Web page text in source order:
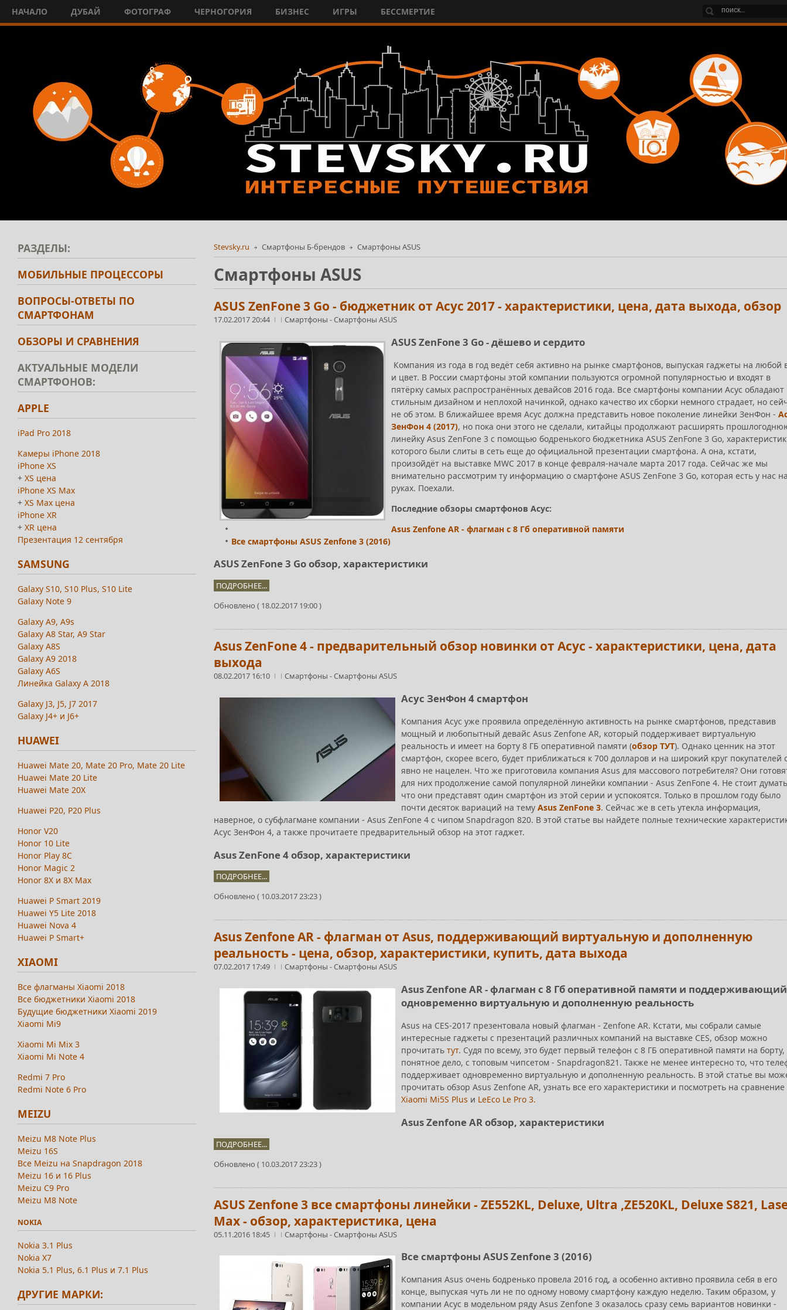
НАЧАЛО ДУБАЙ ФОТОГРАФ ЧЕРНОГОРИЯ БИЗНЕС ИГРЫ БЕССМЕРТИЕ
Stevsky.ru Смартфоны Б-брендов Смартфоны ASUS
Смартфоны ASUS
ASUS ZenFone 3 Go - бюджетник от Асус 2017 - характеристики, цена, дата выхода, обзор
17.02.2017 20:44 Смартфоны -Смартфоны ASUS
ASUS ZenFone 3 Go - дёшево и сердито
Компания из года в год ведёт себя активно на рынке смартфонов, выпуская гаджеты на любой
и цвет. В России смартфоны этой компании пользуются огромной популярностью и входят в
пятёрку самых распространённых девайсов 2016 года. Все смартфоны компании Асус обладают
стильным дизайном и неплохой начинкой, однако качество их сборки немного страдает, но
не об этом. В ближайшее время Асус должна представить новое поколение линейки ЗенФон -
ЗенФон 4 (2017), но пока они этого не сделали, китайцы продолжают расширять
линейку Asus ZenFone 3 с помощью бодренького бюджетника ASUS ZenFone 3 Go,
которого были слиты в сеть еще до официальной презентации смартфона. А она, кстати,
произойдёт на выставке MWC 2017 в конце февраля-начале марта 2017 года. Сейчас же мы
внимательно рассмотрим ту информацию о смартфоне ASUS ZenFone 3 Go, которая есть у нас
руках. Поехали.
Последние обзоры смартфонов Асус:
Asus Zenfone AR - флагман с 8 Гб оперативной памяти
Все смартфоны ASUS Zenfone 3 (2016)
ASUS ZenFone 3 Go обзор, характеристики
ПОДРОБНЕЕ...
Обновлено ( 18.02.2017 19:00 )
Asus ZenFone 4 - предварительный обзор новинки от Асус - характеристики, цена, дата
выхода
08.02.2017 16:10 Смартфоны -Смартфоны ASUS
Асус ЗенФон 4 смартфон
Компания Асус уже проявила определённую активность на рынке смартфонов, представив
мощный и любопытный девайс Asus Zenfone AR, который поддерживает виртуальную
реальность и имеет на борту 8 ГБ оперативной памяти (обзор ТУТ). Однако ценник на этот
смартфон, скорее всего, будет приближаться к 700 долларов и на широкий круг покупателей
явно не нацелен. Что же приготовила компания Asus для массового потребителя? Они
для них продолжение самой популярной линейки компании - Asus ZenFone 4. Не стоит
что они представят один смартфон из этой серии и успокоятся. Только в прошлом году было
почти десяток вариаций на тему Asus ZenFone 3. Сейчас же в сеть утекла информация,
наверное, о субфлагмане компании - Asus ZenFone 4 с чипом Snapdragon 820. В этой статье вы найдете полные технические
Асус ЗенФон 4, а также прочитаете предварительный обзор на этот гаджет.
Asus ZenFone 4 обзор, характеристики
ПОДРОБНЕЕ...
Обновлено ( 10.03.2017 23:23 )
Asus Zenfone AR - флагман от Asus, поддерживающий виртуальную и дополненную
реальность - цена, обзор, характеристики, купить, дата выхода
07.02.2017 17:49 Смартфоны -Смартфоны ASUS
Asus Zenfone AR - флагман с 8 Гб оперативной памяти и поддерживающий
одновременно виртуальную и дополненную реальность
Asus на CES-2017 презентовала новый флагман - Zenfone AR. Кстати, мы собрали самые
интересные гаджеты с презентаций различных компаний на выставке CES, обзор можно
прочитать тут. Судя по всему, это будет первый телефон с 8 ГБ оперативной памяти на борту,
понятное дело, с топовым чипсетом - Snapdragon821. Также не менее интересно то, что
поддерживает одновременно виртуальную и дополненную реальность. В этой статье вы
прочитать обзор Asus Zenfone AR, узнать все его характеристики и посмотреть на сравнение
Xiaomi Mi5S Plus и LeEco Le Pro 3.
Asus Zenfone AR обзор, характеристики
ПОДРОБНЕЕ...
Обновлено ( 10.03.2017 23:23 )
ASUS Zenfone 3 все смартфоны линейки - ZE552KL, Deluxe, Ultra ,ZE520KL, Deluxe S821,
Max - обзор, характеристика, цена
05.11.2016 18:45 Смартфоны -Смартфоны ASUS
Все смартфоны ASUS Zenfone 3 (2016)
Компания Asus очень бодренько провела 2016 год, а особенно активно проявила себя в его
конце, выпуская чуть ли не по одному новому смартфону каждую неделю. Таким образом, у
компании Асус в модельном ряду Asus Zenfone 3 оказалось сразу семь вариантов новинки -
РАЗДЕЛЫ:
МОБИЛЬНЫЕ ПРОЦЕССОРЫ
ВОПРОСЫ-ОТВЕТЫ ПО
СМАРТФОНАМ
ОБЗОРЫ И СРАВНЕНИЯ
АКТУАЛЬНЫЕ МОДЕЛИ
СМАРТФОНОВ:
APPLE
iPad Pro 2018
Камеры iPhone 2018
iPhone XS
+ XS цена
iPhone XS Max
+ XS Max цена
iPhone XR
+ XR цена
Презентация 12 сентября
SAMSUNG
Galaxy S10, S10 Plus, S10 Lite
Galaxy Note 9
Galaxy A9, A9s
Galaxy A8 Star, A9 Star
Galaxy A8S
Galaxy A9 2018
Galaxy A6S
Линейка Galaxy A 2018
Galaxy J3, J5, J7 2017
Galaxy J4+ и J6+
HUAWEI
Huawei Mate 20, Mate 20 Pro, Mate 20 Lite
Huawei Mate 20 Lite
Huawei Mate 20X
Huawei P20, P20 Plus
Honor V20
Honor 10 Lite
Honor Play 8C
Honor Magic 2
Honor 8X и 8X Max
Huawei P Smart 2019
Huawei Y5 Lite 2018
Huawei Nova 4
Huawei P Smart+
XIAOMI
Все флагманы Xiaomi 2018
Все бюджетники Xiaomi 2018
Будущие бюджетники Xiaomi 2019
Xiaomi Mi9
Xiaomi Mi Mix 3
Xiaomi Mi Note 4
Redmi 7 Pro
Redmi Note 6 Pro
MEIZU
Meizu M8 Note Plus
Meizu 16S
Все Meizu на Snapdragon 2018
Meizu 16 и 16 Plus
Meizu C9 Pro
Meizu M8 Note
NOKIA
Nokia 3.1 Plus
Nokia X7
Nokia 5.1 Plus, 6.1 Plus и 7.1 Plus
ДРУГИЕ МАРКИ: